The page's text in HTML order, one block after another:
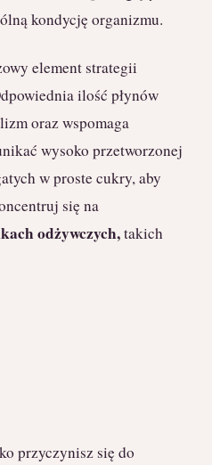
kondycję organizmu.
element strategii
ilość płynów
oraz wspomaga
wysoko przetworzonej
w proste cukry, aby
się na
odżywczych,takich
przyczynisz się do